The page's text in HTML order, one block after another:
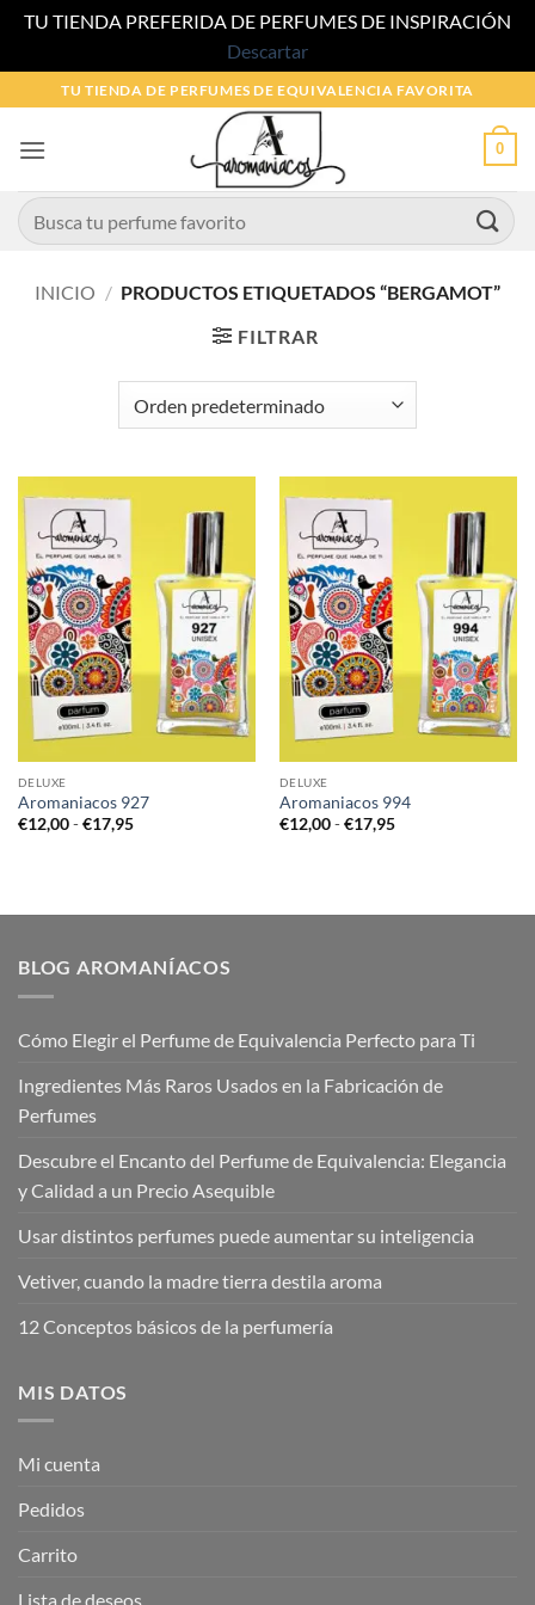
TU TIENDA PREFERIDA DE PERFUMES DE INSPIRACIÓN
Descartar
al
contenido
TU TIENDA DE PERFUMES DE EQUIVALENCIA FAVORITA
0
Buscar
por:
INICIO / PRODUCTOS ETIQUETADOS “BERGAMOT”
FILTRAR
DELUXE
Aromaniacos 927
€12,00 - €17,95Rango
€17,95
DELUXE
Aromaniacos 994
€12,00 - €17,95Rango
€17,95
BLOG AROMANÍACOS
Cómo Elegir el Perfume de Equivalencia Perfecto para Ti
Ingredientes Más Raros Usados en la Fabricación de
Perfumes
Descubre el Encanto del Perfume de Equivalencia: Elegancia
y Calidad a un Precio Asequible
Usar distintos perfumes puede aumentar su inteligencia
Vetiver, cuando la madre tierra destila aroma
12 Conceptos básicos de la perfumería
MIS DATOS
Mi cuenta
Pedidos
Carrito
Lista de deseos